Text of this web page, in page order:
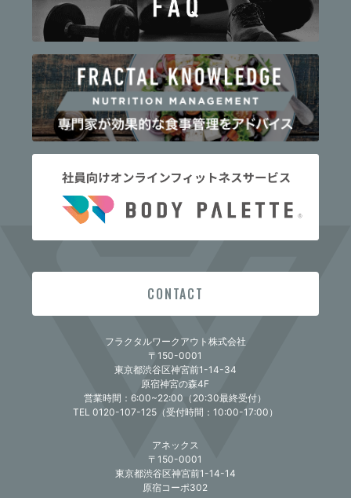
CONTACT
フラクタルワークアウト株式会社
〒150-0001
東京都渋谷区神宮前1-14-34
原宿神宮の森4F
営業時間：6:00~22:00（20:30最終受付）
TEL 0120-107-125（受付時間：10:00-17:00）
アネックス
〒150-0001
東京都渋谷区神宮前1-14-14
原宿コーポ302